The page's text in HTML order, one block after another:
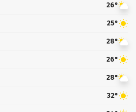
26°
25°
28°
26°
28°
32°